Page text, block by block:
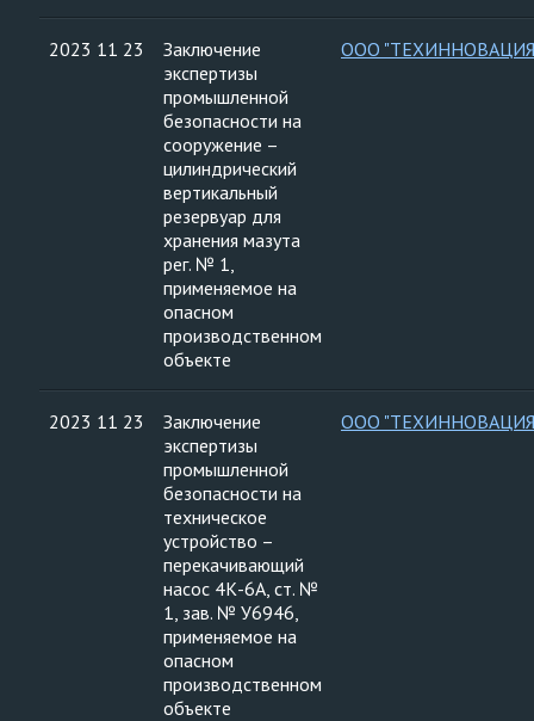
2023 11 23
Заключение
экспертизы
промышленной
безопасности на
сооружение –
цилиндрический
вертикальный
резервуар для
хранения мазута
рег. № 1,
применяемое на
опасном
производственном
объекте
ООО
2023 11 23
Заключение
экспертизы
промышленной
безопасности на
техническое
устройство –
перекачивающий
насос 4К-6А, ст. №
1, зав. № У6946,
применяемое на
опасном
производственном
объекте
ООО